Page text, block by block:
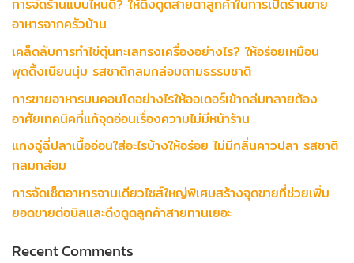
การจัดร้านแบบไหนดี? ให้ดึงดูดสายตาลูกค้าในการเปิดร้านขาย
อาหารจากครัวบ้าน
เคล็ดลับการทำไข่ตุ๋นทะเลทรงเครื่องอย่างไร? ให้อร่อยเหมือน
พุดดิ้งเนียนนุ่ม รสชาติกลมกล่อมตามธรรมชาติ
การขายอาหารบนคอนโดอย่างไรให้ออเดอร์เข้าถล่มทลายต้อง
อาศัยเทคนิคที่แก้จุดอ่อนเรื่องความไม่มีหน้าร้าน
แกงฉู่ฉี่ปลาเนื้ออ่อนใส่อะไรบ้างให้อร่อย ไม่มีกลิ่นคาวปลา รสชาติ
กลมกล่อม
การจัดเซ็ตอาหารจานเดียวไซส์ใหญ่พิเศษสร้างจุดขายที่ช่วยเพิ่ม
ยอดขายต่อบิลและดึงดูดลูกค้าสายทานเยอะ
Recent Comments